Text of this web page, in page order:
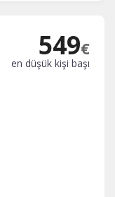
549€
en düşük kişi başı